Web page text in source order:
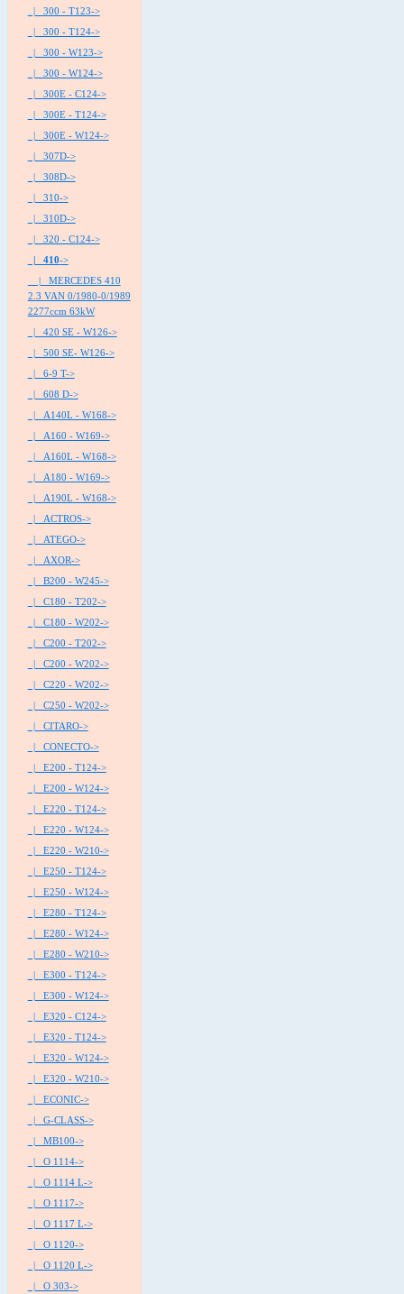
|_ 300 - T123->
|_ 300 - T124->
|_ 300 - W123->
|_ 300 - W124->
|_ 300E - C124->
|_ 300E - T124->
|_ 300E - W124->
|_ 307D->
|_ 308D->
|_ 310->
|_ 310D->
|_ 320 - C124->
|_ 410->
|_ MERCEDES 410
2.3 VAN 0/1980-0/1989
2277ccm 63kW
|_ 420 SE - W126->
|_ 500 SE- W126->
|_ 6-9 T->
|_ 608 D->
|_ A140L - W168->
|_ A160 - W169->
|_ A160L - W168->
|_ A180 - W169->
|_ A190L - W168->
|_ ACTROS->
|_ ATEGO->
|_ AXOR->
|_ B200 - W245->
|_ C180 - T202->
|_ C180 - W202->
|_ C200 - T202->
|_ C200 - W202->
|_ C220 - W202->
|_ C250 - W202->
|_ CITARO->
|_ CONECTO->
|_ E200 - T124->
|_ E200 - W124->
|_ E220 - T124->
|_ E220 - W124->
|_ E220 - W210->
|_ E250 - T124->
|_ E250 - W124->
|_ E280 - T124->
|_ E280 - W124->
|_ E280 - W210->
|_ E300 - T124->
|_ E300 - W124->
|_ E320 - C124->
|_ E320 - T124->
|_ E320 - W124->
|_ E320 - W210->
|_ ECONIC->
|_ G-CLASS->
|_ MB100->
|_ O 1114->
|_ O 1114 L->
|_ O 1117->
|_ O 1117 L->
|_ O 1120->
|_ O 1120 L->
|_ O 303->